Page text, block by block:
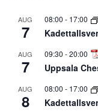
AUG
7
08:00 - 17:00
AUG
7
09:30 -20:00
Uppsala
AUG
8
08:00 - 17:00